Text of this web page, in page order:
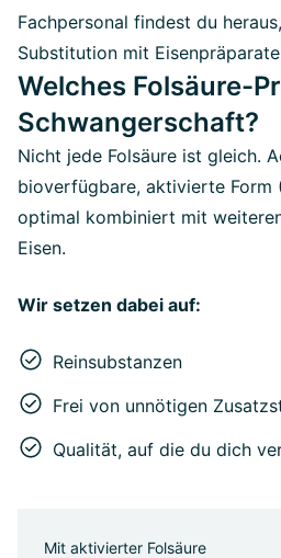
Fachpersonal findest du
Substitution mit
Welches Folsäure-
Schwangerschaft?
Nicht jede Folsäure ist gleich.
bioverfügbare, aktivierte Form
optimal kombiniert mit
Eisen.
Wir setzen dabei auf:
Reinsubstanzen
Frei von unnötigen
Qualität, auf die du dich
Mit aktivierter Folsäure